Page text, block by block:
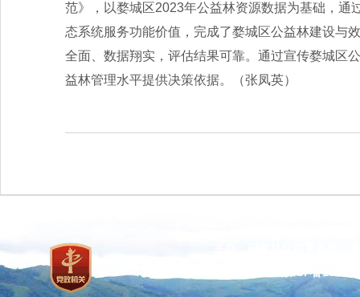
范》，以婺城区2023年公益林资源数据为基础，
态系统服务功能价值，完成了婺城区公益林建设与
全面、数据翔实，评估结果可靠。通过宣传婺城区
益林管理水平提供决策依据。（张凤英）
京ICP备